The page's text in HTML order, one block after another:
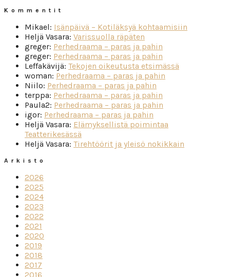
Kommentit
Mikael: Isänpäivä – Kotiläksyä kohtaamisiin
Heljä Vasara: Varissuolla räpäten
greger: Perhedraama – paras ja pahin
greger: Perhedraama – paras ja pahin
Leffakävijä: Tekojen oikeutusta etsimässä
woman: Perhedraama – paras ja pahin
Niilo: Perhedraama – paras ja pahin
terppa: Perhedraama – paras ja pahin
Paula2: Perhedraama – paras ja pahin
igor: Perhedraama – paras ja pahin
Heljä Vasara: Elämyksellistä poimintaa
Teatterikesässä
Heljä Vasara: Tirehtöörit ja yleisö nokikkain
Arkisto
2026
2025
2024
2023
2022
2021
2020
2019
2018
2017
2016